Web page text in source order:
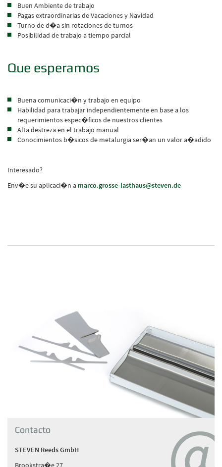
Buen Ambiente de trabajo
Pagas extraordinarias de Vacaciones y Navidad
Turno de d�a sin rotaciones de turnos
Posibilidad de trabajo a tiempo parcial
Que esperamos
Buena comunicaci�n y trabajo en equipo
Habilidad para trabajar independientemente en base a los
requerimientos espec�ficos de nuestros clientes
Alta destreza en el trabajo manual
Conocimientos b�sicos de metalurgia ser�an un valor a�adido
Interesado?
Env�e su aplicaci�n a marco.grosse-lasthaus@steven.de
Contacto
STEVEN Reeds GmbH
Brookstra�e 27